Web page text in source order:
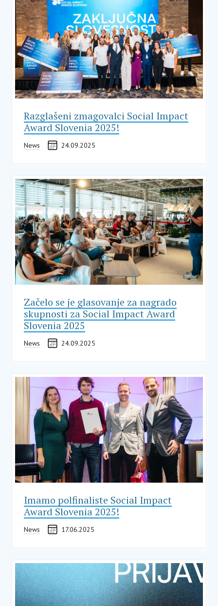
Razglašeni zmagovalci Social Impact
Award Slovenia 2025!
News 24.09.2025
Začelo se je glasovanje za nagrado
skupnosti za Social Impact Award
Slovenia 2025
News 24.09.2025
Imamo polfinaliste Social Impact
Award Slovenia 2025!
News 17.06.2025